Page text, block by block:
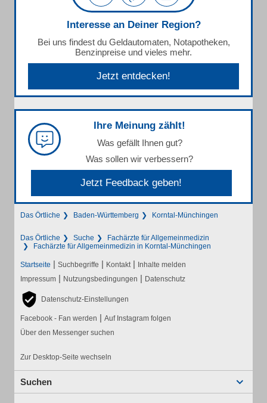
Interesse an Deiner Region?
Bei uns findest du Geldautomaten, Notapotheken,
Benzinpreise und vieles mehr.
Jetzt entdecken!
Ihre Meinung zählt!
Was gefällt Ihnen gut?
Was sollen wir verbessern?
Jetzt Feedback geben!
Das Örtliche Baden-Württemberg Korntal-Münchingen
Das Örtliche Suche
Fachärzte für Allgemeinmedizin
Fachärzte für Allgemeinmedizin in Korntal-Münchingen
Startseite | Suchbegriffe | Kontakt | Inhalte melden
Impressum | Nutzungsbedingungen | Datenschutz
Datenschutz-Einstellungen
Facebook - Fan werden | Auf Instagram folgen
Über den Messenger suchen
Zur Desktop-Seite wechseln
Suchen